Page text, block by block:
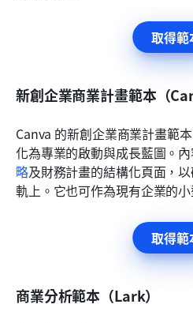
取得範
新創企業商業計畫範本（
Canva 的新創企業商業計畫範
化為專業的啟動與成長藍圖。
略及財務計畫的結構化頁面，
軌上。它也可作為現有企業的
取得範
商業分析範本（Lark）